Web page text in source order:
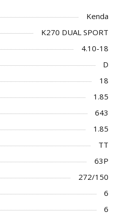
Kenda
K270 DUAL SPORT
4.10-18
D
18
1.85
643
1.85
TT
63P
272/150
6
6